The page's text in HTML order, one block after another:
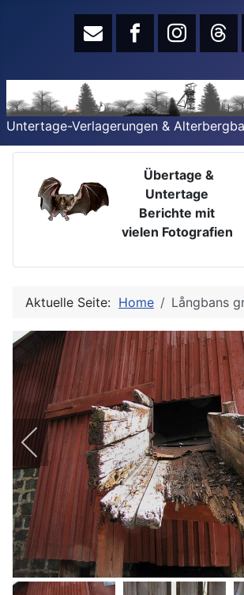
Untertage-Verlagerungen &
Übertage &
Untertage
Berichte mit
vielen Fotografien
Aktuelle Seite: Home Långbans